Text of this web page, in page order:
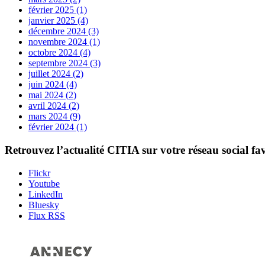
février 2025 (1)
janvier 2025 (4)
décembre 2024 (3)
novembre 2024 (1)
octobre 2024 (4)
septembre 2024 (3)
juillet 2024 (2)
juin 2024 (4)
mai 2024 (2)
avril 2024 (2)
mars 2024 (9)
février 2024 (1)
Retrouvez l’actualité CITIA sur votre réseau social
Flickr
Youtube
LinkedIn
Bluesky
Flux RSS